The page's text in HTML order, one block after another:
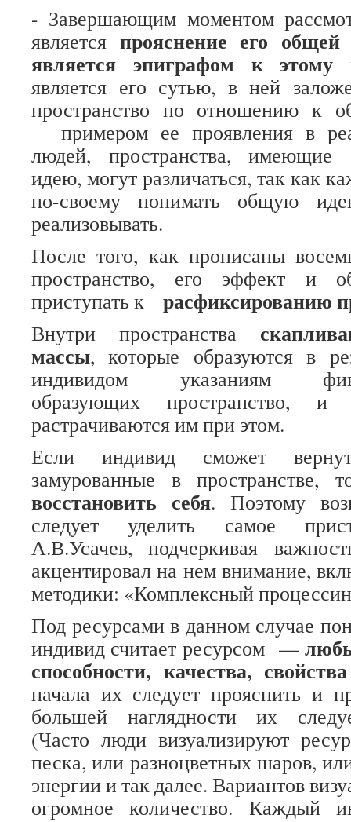
- Завершающим моментом
является прояснение его
является эпиграфом к этому
является его сутью, в ней
пространство по отношению к
примером ее проявления в
людей, пространства,
идею, могут различаться, так как
по-своему понимать общую
реализовывать.
После того, как прописаны
пространство, его эффект и
приступать к расфиксированию
Внутри пространства
массы, которые образуются в
индивидом указаниям
образующих пространство,
растрачиваются им при этом.
Если индивид сможет
замурованные в пространстве,
восстановить себя. Поэтому
следует уделить самое
А.В.Усачев, подчеркивая
акцентировал на нем внимание,
методики: «Комплексный
Под ресурсами в данном случае
индивид считает ресурсом —
способности, качества,
начала их следует прояснить и
большей наглядности их
(Часто люди визуализируют
песка, или разноцветных шаров,
энергии и так далее. Вариантов
огромное количество. Каждый